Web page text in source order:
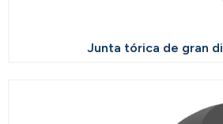
Junta tórica de gran